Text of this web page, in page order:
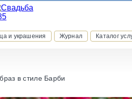
и украшения Журнал Каталог
в стиле Барби